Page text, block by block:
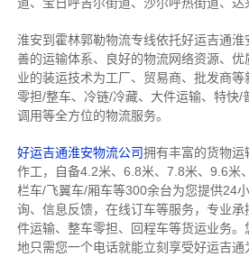
淮安到霍林郭勒物流专线依托好运吉通
善的运输体系、良好的物流网络资源、
业的装运技术为工厂、贸易商、批发商等
零担/整车、冷链/冷藏、大件运输、特快/
调用等全方位的物流服务。
好运吉通淮安物流公司拥有丰富的货物运
作工，自备4.2米、6.8米、7.8米、9.6米
栏车/飞翼车/厢车等300余台为您提供24
询、信息反馈，在线订车等服务， 专业承
件运输、整车零担、回程车等货运业务。
地只需您一个电话就能立刻享受好运吉